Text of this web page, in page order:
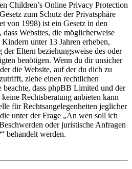
Children’s Online Privacy Protection
zum Schutz der Privatsphäre
von 1998) ist ein Gesetz in den
Websites, die möglicherweise
unter 13 Jahren erheben,
Eltern beziehungsweise des oder
benötigen. Wenn du dir unsicher
die Website, auf der du dich zu
ziehe einen rechtlichen
beachte, dass phpBB Limited und der
Rechtsberatung anbieten kann
für Rechtsangelegenheiten jeglicher
unter der Frage „An wen soll ich
oder juristische Anfragen
behandelt werden.